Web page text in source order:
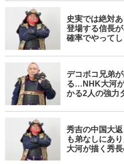
史実では絶対
登場する信長
確率でやって
デコボコ兄弟
る…NHK大河
かる2人の強力
秀吉の中国大
も弟なしにあ
大河が描く秀